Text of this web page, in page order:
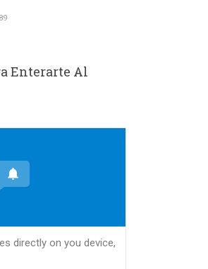
Enterarte Al
directly on you device,